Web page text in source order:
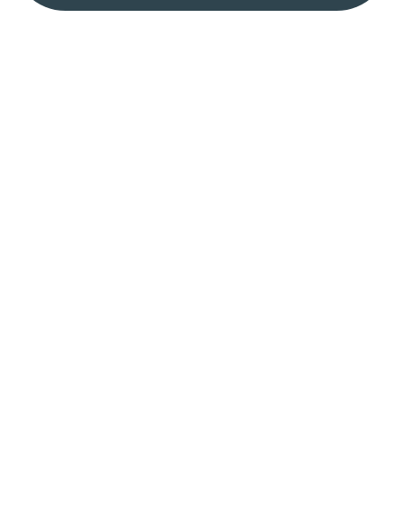
осуществление образовательной деятельности: